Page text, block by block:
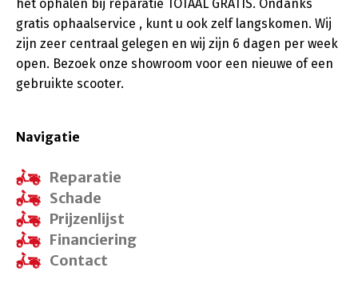
het ophalen bij reparatie TOTAAL GRATIS. Ondanks
gratis ophaalservice , kunt u ook zelf langskomen. Wij
zijn zeer centraal gelegen en wij zijn 6 dagen per week
open. Bezoek onze showroom voor een nieuwe of een
gebruikte scooter.
Navigatie
Reparatie
Schade
Prijzenlijst
Financiering
Contact